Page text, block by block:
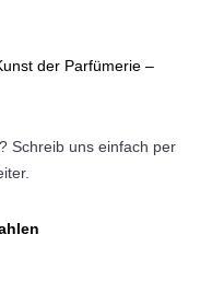
der Parfümerie –
Schreib uns einfach per